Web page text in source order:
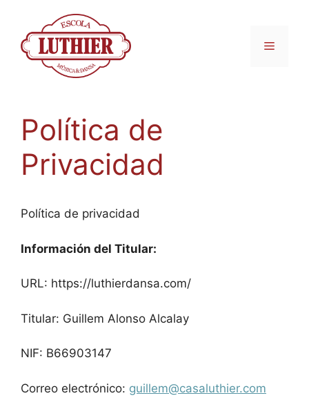
Política de
Privacidad
Política de privacidad
Información del Titular:
URL: https://luthierdansa.com/
Titular: Guillem Alonso Alcalay
NIF: B66903147
Correo electrónico: guillem@casaluthier.com